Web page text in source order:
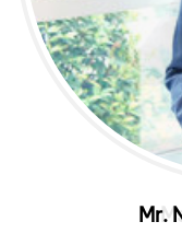
Mr.